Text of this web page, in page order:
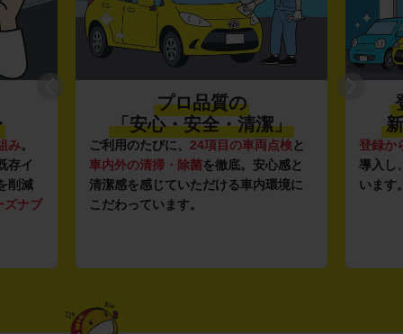
み。
存イ
削減
ズナブ
プロ品質の
「安心・安全・清潔」
ご利用のたびに、 24項目の車両点検と
車内外の清掃・除菌を徹底。安心感と
清潔感を感じていただける車内環境に
こだわっています。
登録か
導入し
います